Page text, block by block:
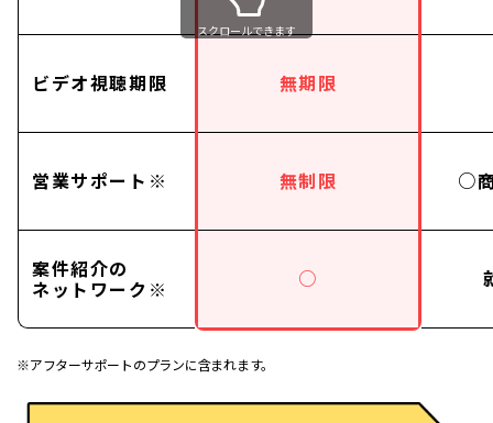
ビデオ視聴期限
営業サポート※
案件紹介の
ネットワーク※
無期限
無制限
○
○
スクロールできます
※アフターサポートのプランに含まれます。